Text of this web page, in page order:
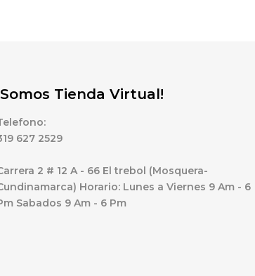
Tienda Virtual!
627 2529
2 # 12 A - 66 El trebol (Mosquera-
Horario: Lunes a Viernes 9 Am - 6
Sabados 9 Am - 6 Pm